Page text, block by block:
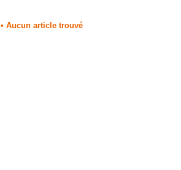
• Aucun article trouvé